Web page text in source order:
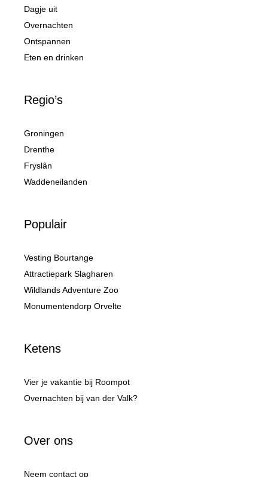
Dagje uit
Overnachten
Ontspannen
Eten en drinken
Regio’s
Groningen
Drenthe
Fryslân
Waddeneilanden
Populair
Vesting Bourtange
Attractiepark Slagharen
Wildlands Adventure Zoo
Monumentendorp Orvelte
Ketens
Vier je vakantie bij Roompot
Overnachten bij van der Valk?
Over ons
Neem contact op